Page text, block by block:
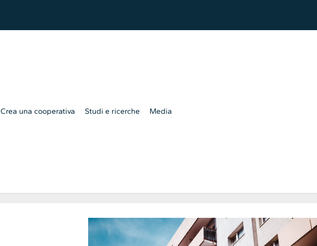
Crea una cooperativa Studi e ricerche Media